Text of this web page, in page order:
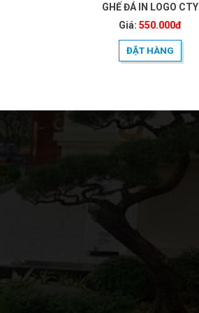
GHẾ ĐÁ IN LOGO CTY
Giá: 550.000đ
ĐẶT HÀNG